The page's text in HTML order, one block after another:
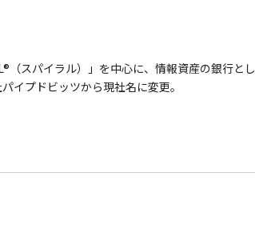
（スパイラル）」を中心に、情報資産の銀行とし
イプドビッツから現社名に変更。